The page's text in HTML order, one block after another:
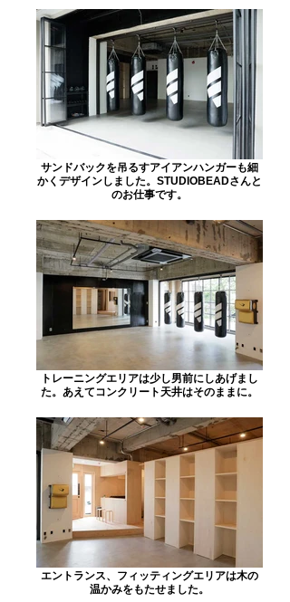
サンドバックを吊るすアイアンハンガーも細
かくデザインしました。STUDIOBEADさんと
のお仕事です。
トレーニングエリアは少し男前にしあげまし
た。あえてコンクリート天井はそのままに。
エントランス、フィッティングエリアは木の
温かみをもたせました。